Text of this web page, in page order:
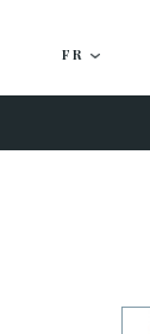
FR